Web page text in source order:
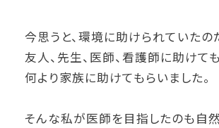
今思うと、環境に助けられていたの
友人、先生、医師、看護師に助けて
何より家族に助けてもらいました。
そんな私が医師を目指したのも自